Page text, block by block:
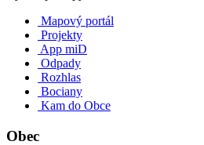
Mapový portál
Projekty
App miD
Odpady
Rozhlas
Bociany
Kam do Obce
Obec